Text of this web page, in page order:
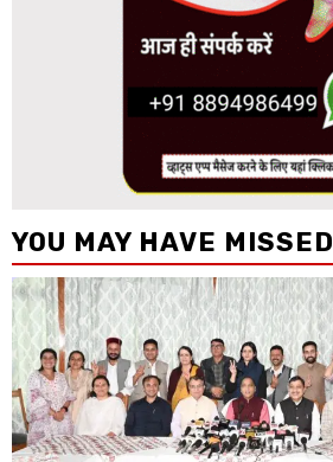
YOU MAY HAVE MISSED